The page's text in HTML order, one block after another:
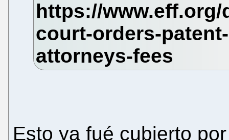
Esto ya fué cubierto